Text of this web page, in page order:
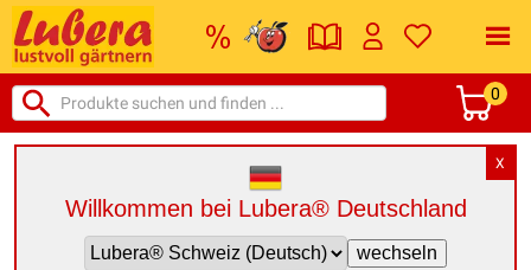
0
X
Willkommen bei Lubera® Deutschland